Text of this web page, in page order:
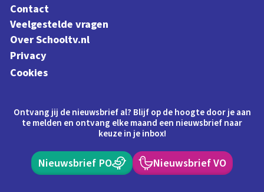
Contact
Veelgestelde vragen
Over Schooltv.nl
Privacy
Cookies
Ontvang jij de nieuwsbrief al? Blijf op de hoogte door je aan
te melden en ontvang elke maand een nieuwsbrief naar
keuze in je inbox!
Nieuwsbrief PO Nieuwsbrief VO